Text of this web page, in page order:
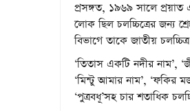
প্রসঙ্গত, ১৯৬৯ সালে প্রয়াত
লোক ছিল চলচ্চিত্রের জন্য
বিভাগে তাকে জাতীয়
‘তিতাস একটি নদীর নাম’,
‘মিন্টু আমার নাম’, ‘ফকির
‘পুত্রবধূ’সহ চার শতাধিক